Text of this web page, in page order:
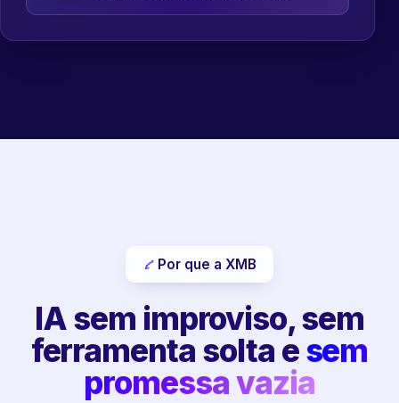
Por que a XMB
IA sem improviso, sem
ferramenta solta esem
promessa vazia